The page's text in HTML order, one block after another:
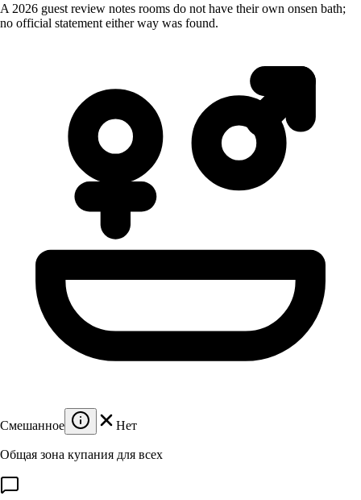
A 2026 guest review notes rooms do not have their own onsen bath;
no official statement either way was found.
Смешанное Нет
Общая зона купания для всех